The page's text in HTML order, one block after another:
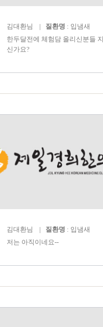
김대환님 | 질환명 : 입냄새
한두달전에 체험담 올리신분들
신가요?
김대환님 | 질환명 : 입냄새
저는 아직이네요--